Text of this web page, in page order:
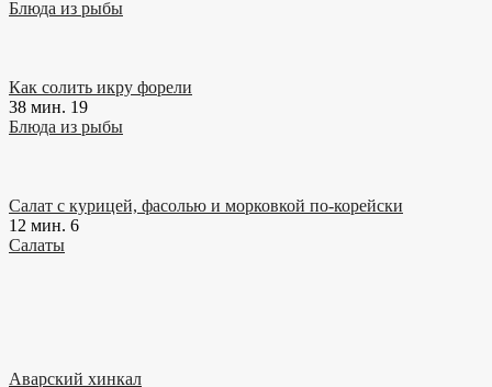
Блюда из рыбы
Как солить икру форели
38 мин. 19
Блюда из рыбы
Салат с курицей, фасолью и морковкой по-корейски
12 мин. 6
Салаты
Аварский хинкал